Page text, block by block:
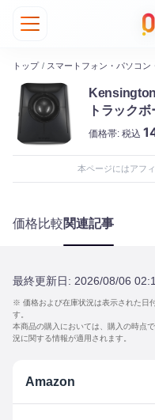
トップ / スマートフォン・パソコン
トラック
価格帯: 税込
本ページにはアフ
価格比較関連記事
最終更新日: 2026/08/06
※ 価格および在庫状況は表示された日
す。
本商品の購入においては、購入の時点
況に関する情報が適用されます。
Amazon